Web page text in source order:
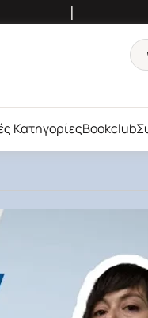
|
ΚατηγορίεςBookclub